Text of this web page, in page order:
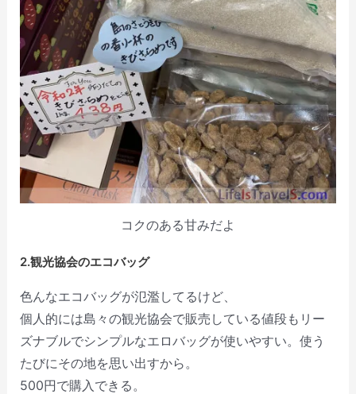
コクのある甘みだよ
2.観光協会のエコバッグ
色んなエコバッグが氾濫してるけど、
個人的には島々の観光協会で販売している値段もリー
ズナブルでシンプルなエロバッグが使いやすい。使う
たびにその地を思い出すから。
500円で購入できる。